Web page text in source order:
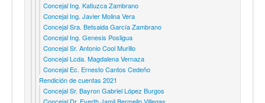
Concejal Ing. Katiuzca Zambrano
Concejal Ing. Javier Molina Vera
Concejal Sra. Betsaida García Zambrano
Concejal Ing. Genesis Posligua
Concejal Sr. Antonio Cool Murillo
Concejal Lcda. Magdalena Vernaza
Concejal Ec. Ernesto Cantos Cedeño
Rendición de cuentas 2021
Concejal Sr. Bayron Gabriel López Burgos